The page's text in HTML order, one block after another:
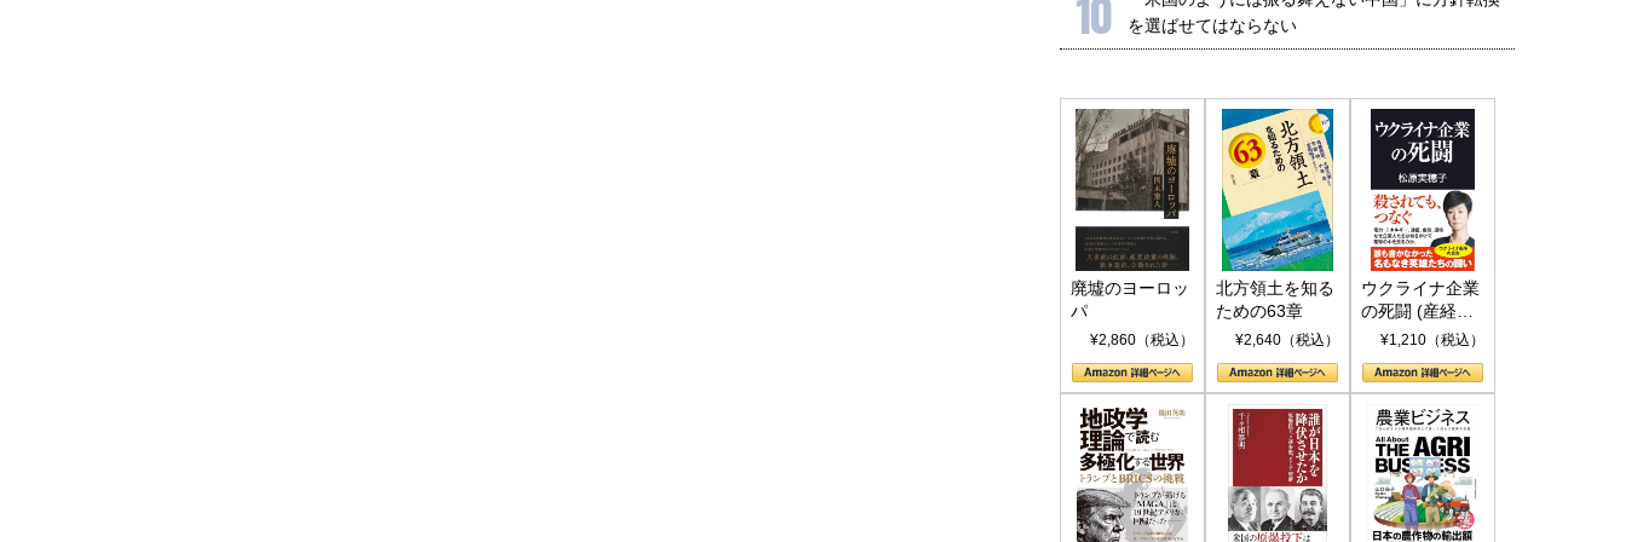
10
を選ばせてはならない
廃墟のヨーロッ
パ
¥2,860（税込）
北方領土を知る
ための63章
¥2,640（税込）
ウクライナ企業
の死闘 (産経セ
レクト S 039)
¥1,210（税込）